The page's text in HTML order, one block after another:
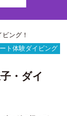
ング！
ト体験ダイビング
れ
・ダイ